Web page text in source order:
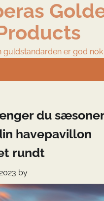
guldstandarden er god nok
du
havepavillon
rundt
by